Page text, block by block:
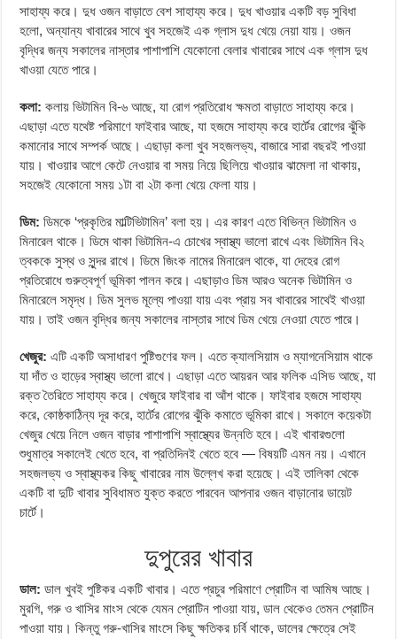
সাহায্য করে। দুধ ওজন বাড়াতে বেশ সাহায্য করে। দুধ খাওয়ার একটি বড় সুবিধা
হলো, অন্যান্য খাবারের সাথে খুব সহজেই এক গ্লাস দুধ খেয়ে নেয়া যায়। ওজন
বৃদ্ধির জন্য সকালের নাস্তার পাশাপাশি যেকোনো বেলার খাবারের সাথে এক গ্লাস দুধ
খাওয়া যেতে পারে।
কলা: কলায় ভিটামিন বি-৬ আছে, যা রোগ প্রতিরোধ ক্ষমতা বাড়াতে সাহায্য করে।
এছাড়া এতে যথেষ্ট পরিমাণে ফাইবার আছে, যা হজমে সাহায্য করে হার্টের রোগের ঝুঁকি
কমানোর সাথে সম্পর্ক আছে। এছাড়া কলা খুব সহজলভ্য, বাজারে সারা বছরই পাওয়া
যায়। খাওয়ার আগে কেটে নেওয়ার বা সময় নিয়ে ছিলিয়ে খাওয়ার ঝামেলা না থাকায়,
সহজেই যেকোনো সময় ১টা বা ২টা কলা খেয়ে ফেলা যায়।
ডিম: ডিমকে ‘প্রকৃতির মাল্টিভিটামিন’ বলা হয়। এর কারণ এতে বিভিন্ন ভিটামিন ও
মিনারেল থাকে। ডিমে থাকা ভিটামিন-এ চোখের স্বাস্থ্য ভালো রাখে এবং ভিটামিন বি২
ত্বককে সুস্থ ও সুন্দর রাখে। ডিমে জিংক নামের মিনারেল থাকে, যা দেহের রোগ
প্রতিরোধে গুরুত্বপূর্ণ ভূমিকা পালন করে। এছাড়াও ডিম আরও অনেক ভিটামিন ও
মিনারেলে সমৃদ্ধ। ডিম সুলভ মূল্যে পাওয়া যায় এবং প্রায় সব খাবারের সাথেই খাওয়া
যায়। তাই ওজন বৃদ্ধির জন্য সকালের নাস্তার সাথে ডিম খেয়ে নেওয়া যেতে পারে।
খেজুর: এটি একটি অসাধারণ পুষ্টিগুণের ফল। এতে ক্যালসিয়াম ও ম্যাগনেসিয়াম থাকে
যা দাঁত ও হাড়ের স্বাস্থ্য ভালো রাখে। এছাড়া এতে আয়রন আর ফলিক এসিড আছে, যা
রক্ত তৈরিতে সাহায্য করে। খেজুরে ফাইবার বা আঁশ থাকে। ফাইবার হজমে সাহায্য
করে, কোষ্ঠকাঠিন্য দূর করে, হার্টের রোগের ঝুঁকি কমাতে ভূমিকা রাখে। সকালে কয়েকটা
খেজুর খেয়ে নিলে ওজন বাড়ার পাশাপাশি স্বাস্থ্যের উন্নতি হবে। এই খাবারগুলো
শুধুমাত্র সকালেই খেতে হবে, বা প্রতিদিনই খেতে হবে — বিষয়টি এমন নয়। এখানে
সহজলভ্য ও স্বাস্থ্যকর কিছু খাবারের নাম উল্লেখ করা হয়েছে। এই তালিকা থেকে
একটি বা দুটি খাবার সুবিধামত যুক্ত করতে পারবেন আপনার ওজন বাড়ানোর ডায়েট
চার্টে।
দুপুরের খাবার
ডাল: ডাল খুবই পুষ্টিকর একটি খাবার। এতে প্রচুর পরিমাণে প্রোটিন বা আমিষ আছে।
মুরগি, গরু ও খাসির মাংস থেকে যেমন প্রোটিন পাওয়া যায়, ডাল থেকেও তেমন প্রোটিন
পাওয়া যায়। কিন্তু গরু-খাসির মাংসে কিছু ক্ষতিকর চর্বি থাকে, ডালের ক্ষেত্রে সেই